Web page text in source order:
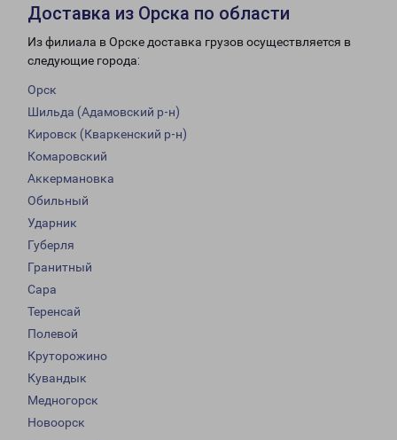
Доставка из Орска по области
Из филиала в Орске доставка грузов осуществляется в
следующие города:
Орск
Шильда (Адамовский р-н)
Кировск (Кваркенский р-н)
Комаровский
Аккермановка
Обильный
Ударник
Губерля
Гранитный
Сара
Теренсай
Полевой
Круторожино
Кувандык
Медногорск
Новоорск